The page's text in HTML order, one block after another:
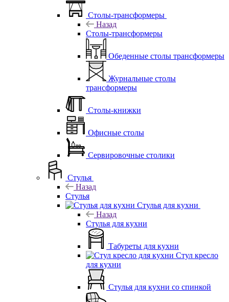
Столы-трансформеры
Назад
Столы-трансформеры
Обеденные столы трансформеры
Журнальные столы
трансформеры
Столы-книжки
Офисные столы
Сервировочные столики
Стулья
Назад
Стулья
Стулья для кухни
Назад
Стулья для кухни
Табуреты для кухни
Стул кресло
для кухни
Стулья для кухни со спинкой